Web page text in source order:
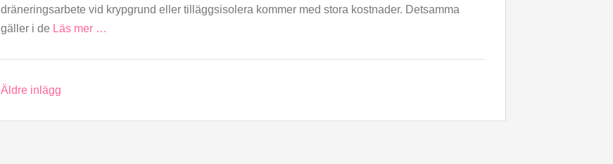
dräneringsarbete vid krypgrund eller tilläggsisolera kommer med stora kostnader. Detsamma
gäller i de Läs mer …
Inläggsnavigering
Äldre inlägg